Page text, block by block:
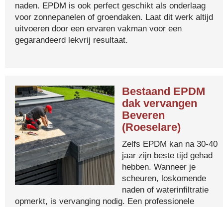
naden. EPDM is ook perfect geschikt als onderlaag
voor zonnepanelen of groendaken. Laat dit werk altijd
uitvoeren door een ervaren vakman voor een
gegarandeerd lekvrij resultaat.
Bestaand EPDM
dak vervangen
Beveren
(Roeselare)
Zelfs EPDM kan na 30-40
jaar zijn beste tijd gehad
hebben. Wanneer je
scheuren, loskomende
naden of waterinfiltratie
opmerkt, is vervanging nodig. Een professionele